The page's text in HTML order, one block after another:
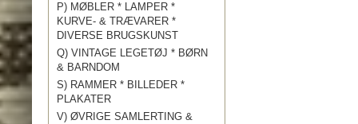
P) MØBLER * LAMPER *
KURVE- & TRÆVARER *
DIVERSE BRUGSKUNST
Q) VINTAGE LEGETØJ * BØRN
& BARNDOM
S) RAMMER * BILLEDER *
PLAKATER
V) ØVRIGE SAMLERTING &